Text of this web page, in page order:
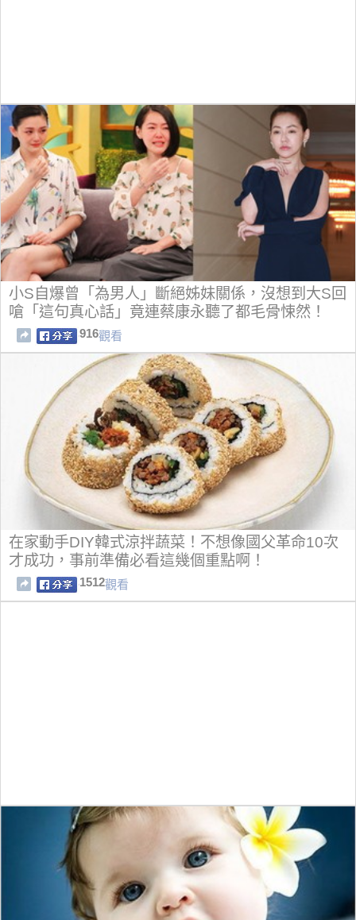
小S自爆曾「為男人」斷絕姊妹關係，沒想到大S回
嗆「這句真心話」竟連蔡康永聽了都毛骨悚然！
916觀看
在家動手DIY韓式涼拌蔬菜！不想像國父革命10次
才成功，事前準備必看這幾個重點啊！
1512觀看